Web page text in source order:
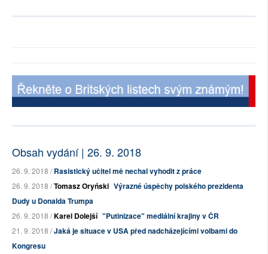
Obsah vydání | 26. 9. 2018
26. 9. 2018 /Rasistický učitel mě nechal vyhodit z práce
26. 9. 2018 /Tomasz Oryński Výrazné úspěchy polského prezidenta
Dudy u Donalda Trumpa
26. 9. 2018 /Karel Dolejší "Putinizace" mediální krajiny v ČR
21. 9. 2018 /Jaká je situace v USA před nadcházejícími volbami do
Kongresu